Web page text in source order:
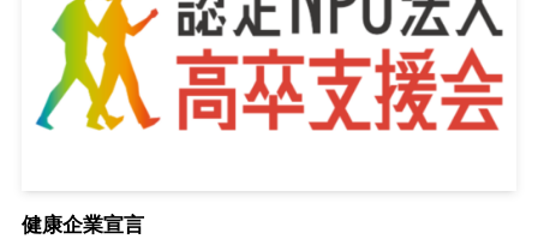
健康企業宣言